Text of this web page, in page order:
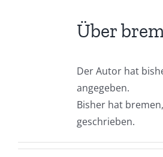
Über
Der Autor hat
angegeben.
Bisher hat
geschrieben.